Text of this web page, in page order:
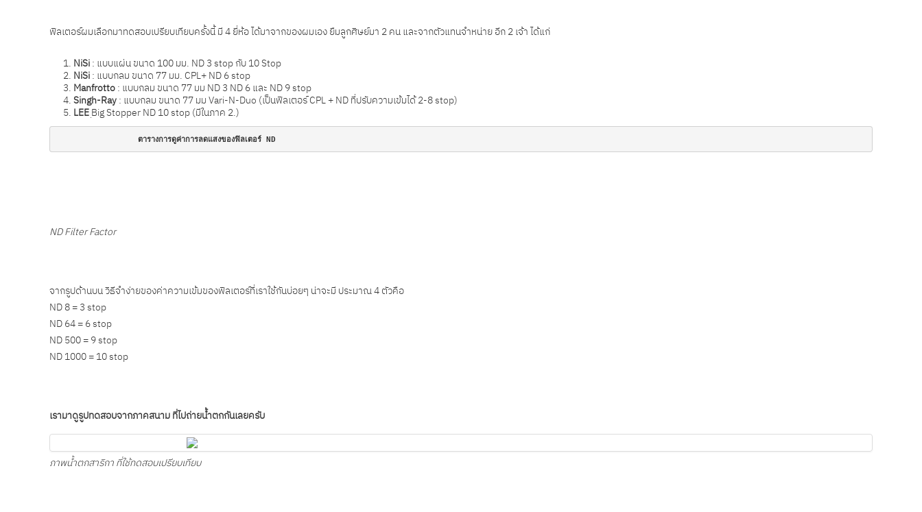
ฟิลเตอร์ผมเลือกมาทดสอบเปรียบเทียบครั้งนี้ มี 4 ยี่ห้อ ได้มาจากของผมเอง ยืมลูกศิษย์มา 2 คน และจากตัวแทนจำหน่าย อีก 2 เจ้า ได้แก่
NiSi: แบบแผ่น ขนาด 100 มม. ND 3 stop กับ 10 Stop
NiSi: แบบกลม ขนาด 77 มม. CPL+ ND 6 stop
Manfrotto: แบบกลม ขนาด 77 มม ND 3 ND 6 และ ND 9 stop
Singh-Ray: แบบกลม ขนาด 77 มม Vari-N-Duo (เป็นฟิลเตอร์ CPL + ND ที่ปรับความเข้มได้ 2-8 stop)
LEEฺBig Stopper ND 10 stop (มีในภาค 2.)
                 ตารางการดูค่าการลดแสงของฟิลเตอร์ ND
ND Filter Factor
จากรูปด้านบน วิธีจำง่ายของค่าความเข้มของฟิลเตอร์ที่เราใช้กันบ่อยๆ น่าจะมี ประมาณ 4 ตัวคือ
ND 8 = 3 stop
ND 64 = 6 stop
ND 500 = 9 stop
ND 1000 = 10 stop
เรามาดูรูปทดสอบจากภาคสนาม ที่ไปถ่ายน้ำตกกันเลยครับ
ภาพน้ำตกสาริกา ที่ใช้ทดสอบเปรียบเทียบ